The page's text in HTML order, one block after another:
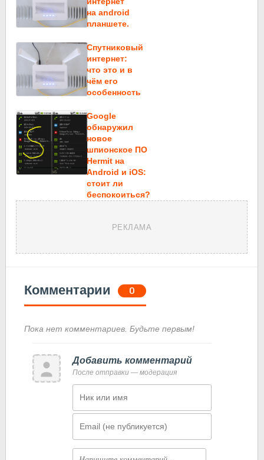
на android
планшете.
Спутниковый
интернет:
что это и в
чём его
особенность
Google
обнаружил
новое
шпионское ПО
Hermit на
Android и iOS:
стоит ли
беспокоиться?
РЕКЛАМА
Комментарии 0
Пока нет комментариев. Будьте первым!
Добавить комментарий
После отправки — модерация
Комментарий